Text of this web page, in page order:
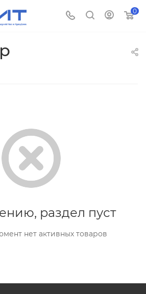
0
раздел пуст
нет активных товаров